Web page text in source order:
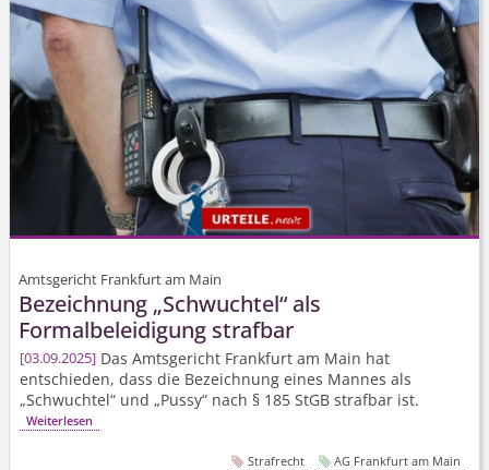
Amtsgericht Frankfurt am Main
Bezeichnung „Schwuchtel“ als
Formalbeleidigung strafbar
03.09.2025 Das Amtsgericht Frankfurt am Main hat
entschieden, dass die Bezeichnung eines Mannes als
„Schwuchtel“ und „Pussy“ nach § 185 StGB strafbar ist.
Weiterlesen
Strafrecht AG Frankfurt am Main